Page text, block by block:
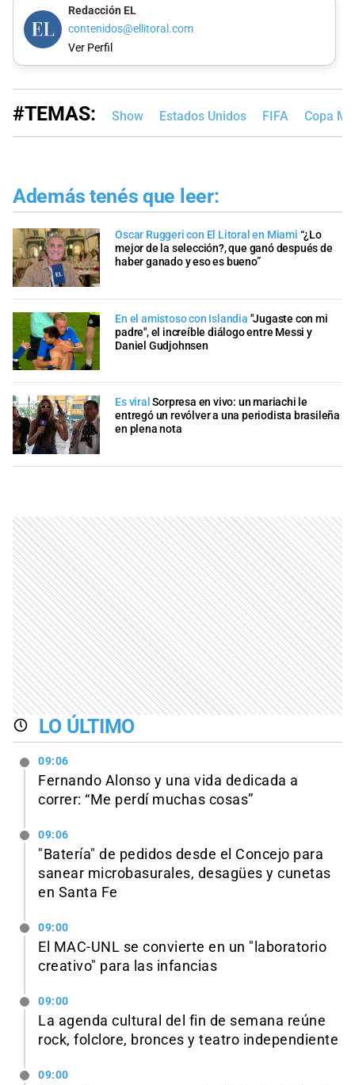
Redacción EL
contenidos@ellitoral.com
Ver Perfil
#TEMAS: Show Estados Unidos FIFA Copa
Además tenés que leer:
Oscar Ruggeri con El Litoral en Miami “¿Lo
mejor de la selección?, que ganó después de
haber ganado y eso es bueno”
En el amistoso con Islandia "Jugaste con mi
padre", el increíble diálogo entre Messi y
Daniel Gudjohnsen
Es viral Sorpresa en vivo: un mariachi le
entregó un revólver a una periodista brasileña
en plena nota
LO ÚLTIMO
09:06
Fernando Alonso y una vida dedicada a
correr: “Me perdí muchas cosas”
09:06
"Batería" de pedidos desde el Concejo para
sanear microbasurales, desagües y cunetas
en Santa Fe
09:00
El MAC-UNL se convierte en un "laboratorio
creativo" para las infancias
09:00
La agenda cultural del fin de semana reúne
rock, folclore, bronces y teatro independiente
09:00